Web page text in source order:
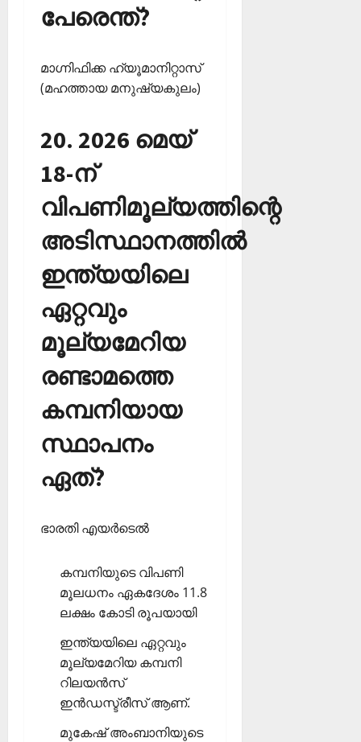
പേരെന്ത്?
മാഗ്നിഫിക്ക ഹ്യൂമാനിറ്റാസ്
(മഹത്തായ മനുഷ്യകുലം)
20. 2026 മെയ്
18-ന്
വിപണിമൂല്യത്തിന്റെ
അടിസ്ഥാനത്തില്‍
ഇന്ത്യയിലെ
ഏറ്റവും
മൂല്യമേറിയ
രണ്ടാമത്തെ
കമ്പനിയായ
സ്ഥാപനം
ഏത്?
ഭാരതി എയര്‍ടെല്‍
കമ്പനിയുടെ വിപണി
മൂലധനം ഏകദേശം 11.8
ലക്ഷം കോടി രൂപയായി
ഇന്ത്യയിലെ ഏറ്റവും
മൂല്യമേറിയ കമ്പനി
റിലയന്‍സ്
ഇന്‍ഡസ്ട്രീസ് ആണ്.
മുകേഷ് അംബാനിയുടെ